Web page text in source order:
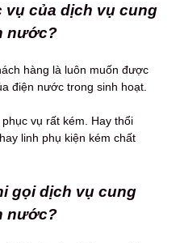
vụ của dịch vụ cung
nước?
hàng là luôn muốn được
điện nước trong sinh hoạt.
vụ rất kém. Hay thổi
linh phụ kiện kém chất
gọi dịch vụ cung
nước?